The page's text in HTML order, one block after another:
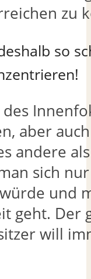
zu
so
aber
andere
sich
und
geht. Der
will